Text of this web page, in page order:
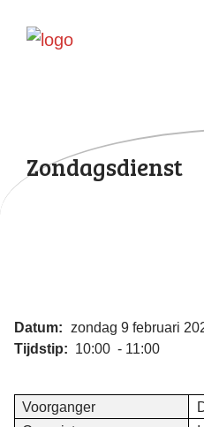
Zondagsdienst
Datum: zondag 9 februari
Tijdstip: 10:00 - 11:00
Voorganger